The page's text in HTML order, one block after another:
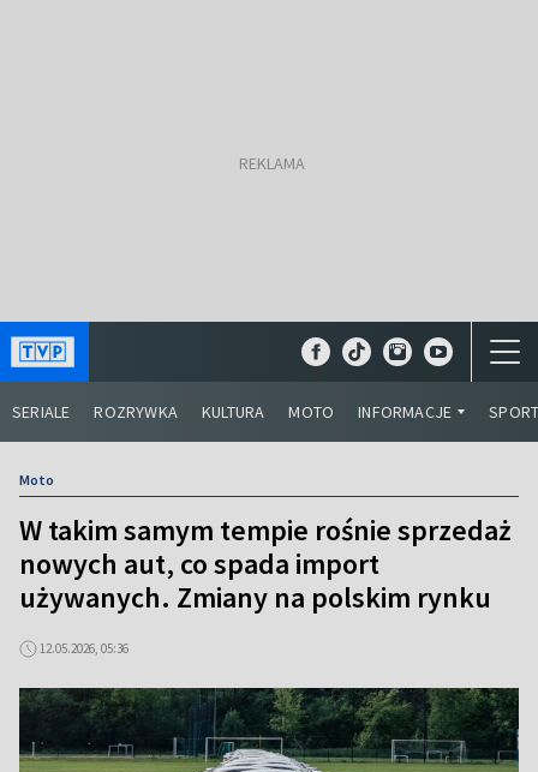
SERIALE ROZRYWKA KULTURA MOTO INFORMACJE
Moto
W takim samym tempie rośnie sprzedaż
nowych aut, co spada import
używanych. Zmiany na polskim rynku
12.05.2026, 05:36